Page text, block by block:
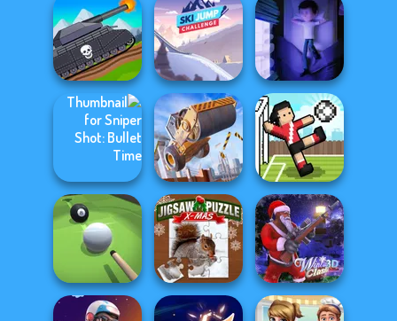
Indian SUV
Offroad
Simulator
Bike Jump
Organization
Princess
Cursed Dreams
Ski Jump
Challenge
Tanks 2D: Tank
Soccer Random
Construction
Ramp Jumping
Sniper Shot:
Bullet Time